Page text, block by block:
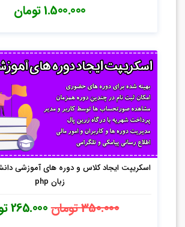
1.500.000 تومان
اسکریپت ایجاد کلاس و دوره های آموزشی
زبان php
350.000 تومان قیمت
اصلی:
265.000 تومان